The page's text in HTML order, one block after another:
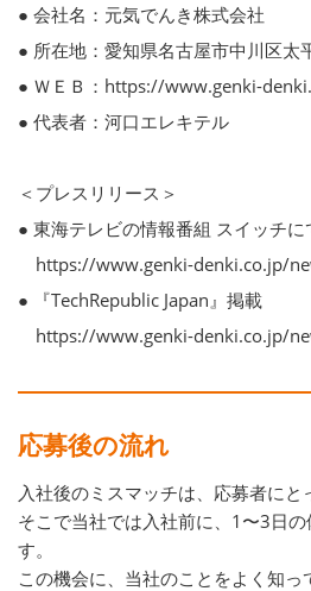
● 会社名：元気でんき株式会社
● 所在地：愛知県名古屋市中川区太
● ＷＥＢ：https://www.genki-
● 代表者：河口エレキテル
＜プレスリリース＞
● 東海テレビの情報番組 スイッチに
https://www.genki-denki.co.jp/
● 『TechRepublic Japan』掲載
https://www.genki-denki.co.jp/
応募後の流れ
入社後のミスマッチは、応募者にと
そこで当社では入社前に、1〜3日
す。
この機会に、当社のことをよく知